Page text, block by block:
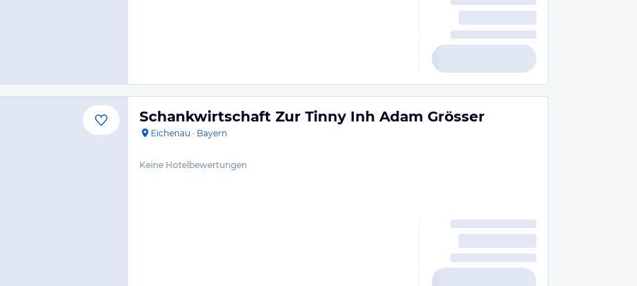
Schankwirtschaft Zur Tinny Inh Adam Grösser
Eichenau · Bayern
Keine Hotelbewertungen